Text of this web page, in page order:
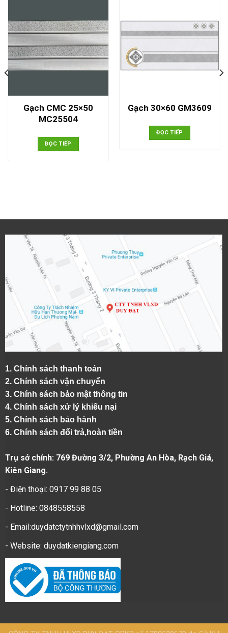
Gạch CMC 25×50
MC25504
ĐỌC TIẾP
Gạch 30×60 GM3609
ĐỌC TIẾP
1. Chính sách thanh toán
2. Chính sách vận chuyển
3. Chính sách bảo mật thông tin
4. Chính sách xử lý khiếu nại
5. Chính sách bảo hành
6. Chính sách đổi trả,hoàn tiền
Trụ sở chính: 769 Đường 3/2, Phường An Hòa, Rạch Giá,
Kiên Giang.
- Điện thoại: 0917 99 88 05
- Hotline: 0848558558
- Email:duydatctytnhhvlxd@gmail.com
- Website: duydatkiengiang.com